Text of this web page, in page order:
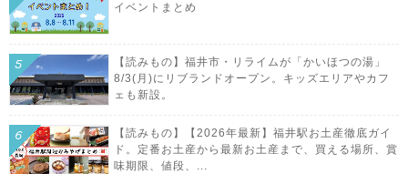
イベントまとめ
【読みもの】福井市・リライムが「かいほつの湯」
8/3(月)にリブランドオープン。キッズエリアやカフ
ェも新設。
【読みもの】【2026年最新】福井駅お土産徹底ガイ
ド。定番お土産から最新お土産まで、買える場所、賞
味期限、値段、...